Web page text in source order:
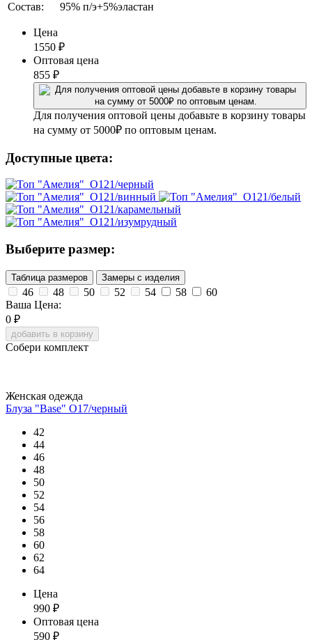
Состав: 95% п/э+5%эластан
Цена
1550 ₽
Оптовая цена
855 ₽
Для получения оптовой цены добавьте в корзину товары
на сумму от 5000₽ по оптовым ценам.
Доступные цвета:
Выберите размер:
Таблица размеров Замеры с изделия
46 48 50 52 54 58
60
Ваша Цена:
0 ₽
добавить в корзину
Собери комплект
Женская одежда
Блуза "Base" О17/черный
42
44
46
48
50
52
54
56
58
60
62
64
Цена
990 ₽
Оптовая цена
590 ₽